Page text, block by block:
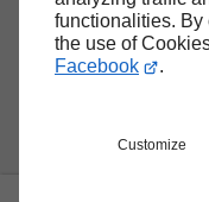
functionalities. By
the use of
Facebook
.
Customize